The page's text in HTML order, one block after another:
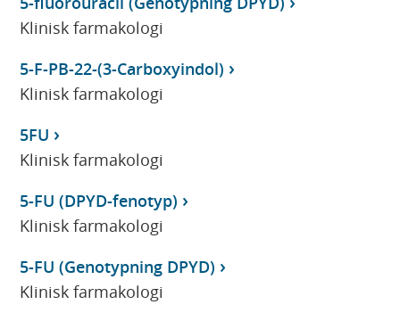
Klinisk farmakologi
5-F-PB-22-(3-Carboxyindol)
Klinisk farmakologi
5FU
Klinisk farmakologi
5-FU (DPYD-fenotyp)
Klinisk farmakologi
5-FU (Genotypning DPYD)
Klinisk farmakologi